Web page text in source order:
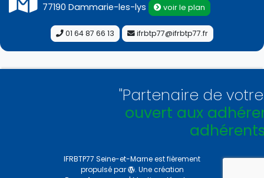
77190 Dammarie-les-lys
voir le plan
01 64 87 66 13 ifrbtp77@ifrbtp77.fr
"Partenaire de votre
ouvert aux adhérents
adhérents !"
IFRBTP77 Seine-et-Marneest fièrement
propulsé par
. Une création